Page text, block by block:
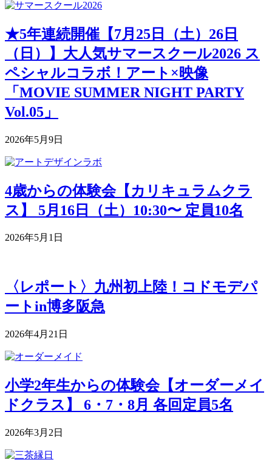
★5年連続開催【7月25日（土）26日
（日）】大人気サマースクール2026 ス
ペシャルコラボ！アート×映像
「MOVIE SUMMER NIGHT PARTY
Vol.05」
2026年5月9日
4歳からの体験会【カリキュラムクラ
ス】 5月16日（土）10:30〜 定員10名
2026年5月1日
〈レポート〉九州初上陸！コドモデパ
ートin博多阪急
2026年4月21日
小学2年生からの体験会【オーダーメイ
ドクラス】 6・7・8月 各回定員5名
2026年3月2日